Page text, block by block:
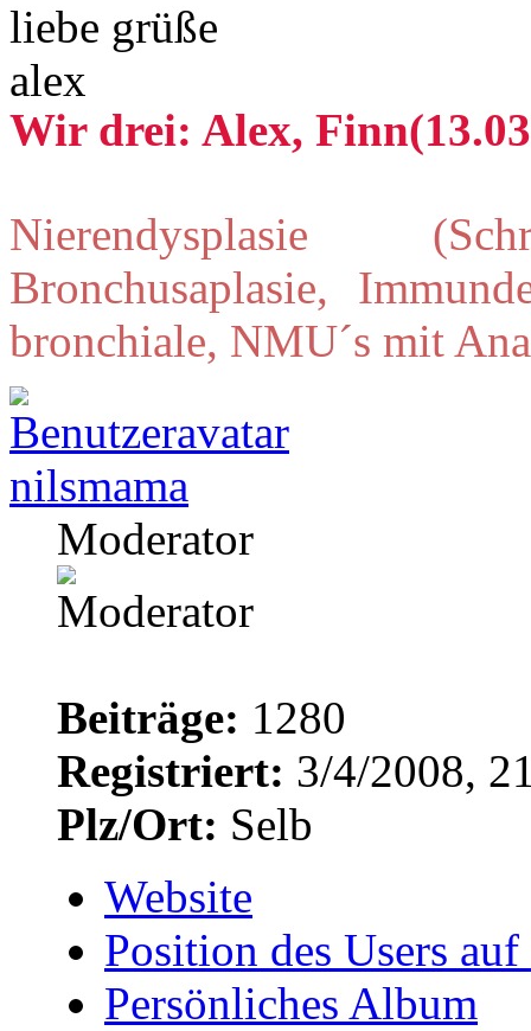
liebe grüße
alex
Wir drei: Alex,
Nierendysplasie
Bronchusaplasie,
bronchiale, NMU´s mit
nilsmama
Moderator
Beiträge: 1280
Registriert: 3/4/2008,
Plz/Ort: Selb
Website
Position des Users
Persönliches Album